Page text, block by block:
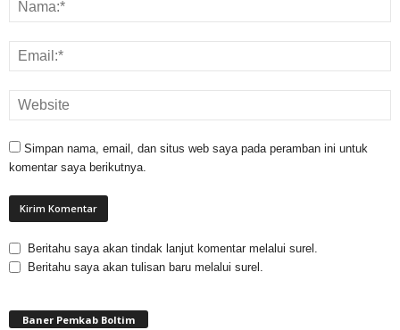
Simpan nama, email, dan situs web saya pada peramban ini untuk
komentar saya berikutnya.
Beritahu saya akan tindak lanjut komentar melalui surel.
Beritahu saya akan tulisan baru melalui surel.
Baner Pemkab Boltim